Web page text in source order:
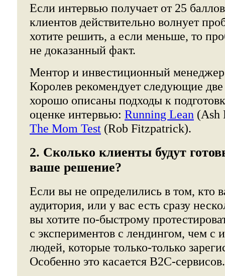
Если интервью получает от 25
клиентов действительно волнует
хотите решить, а если меньше, то
не доказанный факт.
Ментор и инвестиционный
Королев рекомендует следующие
хорошо описаны подходы к
оценке интервью: Running Lean (Ash
The Mom Test (Rob Fitzpatrick).
2. Сколько клиенты будут
ваше решение?
Если вы не определились в том, кто
аудитория, или у вас есть сразу
вы хотите по-быстрому
с экспериментов с лендингом, чем с
людей, которые только-только
Особенно это касается B2С-сервисов.